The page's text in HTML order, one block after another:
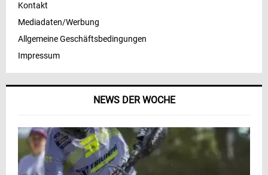
NEWS DER WOCHE
Kontakt
Mediadaten/Werbung
Allgemeine Geschäftsbedingungen
Impressum